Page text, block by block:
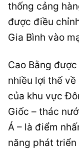
thống cảng
được điều
Gia Bình vào
Cao Bằng
nhiều lợi thế
của khu vực
Giốc – thác
Á – là điểm
năng phát